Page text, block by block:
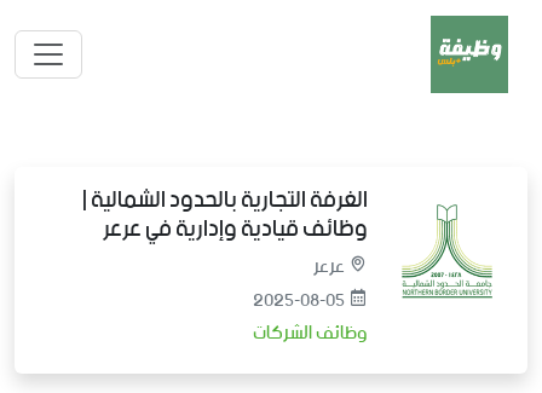
الغرفة التجارية بالحدود الشمالية |
وظائف قيادية وإدارية في عرعر
عرعر
2025-08-05
وظائف الشركات